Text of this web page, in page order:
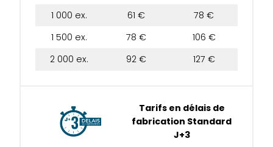
1 000 ex.
61 €
78 €
1 500 ex.
78 €
106 €
2 000 ex.
92 € 127 €
Tarifs en délais de
fabrication Standard
J+3